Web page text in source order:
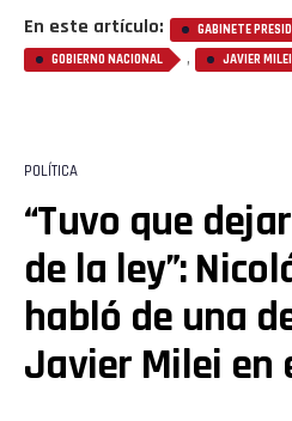
En este artículo: GABINETE
GOBIERNO NACIONAL , JAVIER MILEI
POLÍTICA
“Tuvo que
de la ley”:
habló de una
Javier Milei en